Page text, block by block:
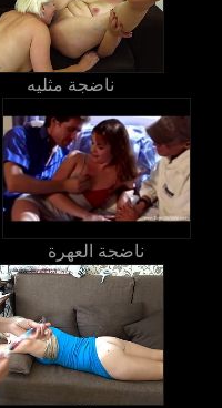
ناضجة مثليه
ناضجة العهرة